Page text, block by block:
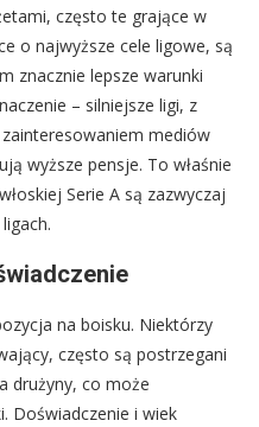
często te grające w
o najwyższe cele ligowe, są
znacznie lepsze warunki
– silniejsze ligi, z
mediów
wyższe pensje. To właśnie
Serie A są zazwyczaj
na boisku. Niektórzy
często są postrzegani
drużyny, co może
Doświadczenie i wiek